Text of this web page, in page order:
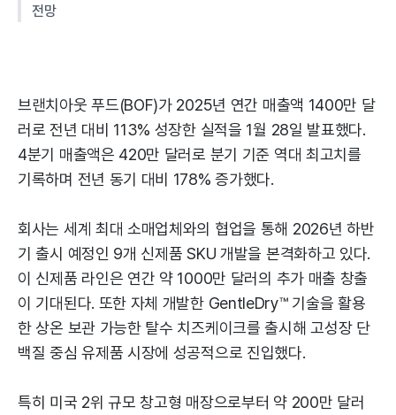
전망
브랜치아웃 푸드(BOF)가 2025년 연간 매출액 1400만 달
러로 전년 대비 113% 성장한 실적을 1월 28일 발표했다.
4분기 매출액은 420만 달러로 분기 기준 역대 최고치를
기록하며 전년 동기 대비 178% 증가했다.
회사는 세계 최대 소매업체와의 협업을 통해 2026년 하반
기 출시 예정인 9개 신제품 SKU 개발을 본격화하고 있다.
이 신제품 라인은 연간 약 1000만 달러의 추가 매출 창출
이 기대된다. 또한 자체 개발한 GentleDry™ 기술을 활용
한 상온 보관 가능한 탈수 치즈케이크를 출시해 고성장 단
백질 중심 유제품 시장에 성공적으로 진입했다.
특히 미국 2위 규모 창고형 매장으로부터 약 200만 달러